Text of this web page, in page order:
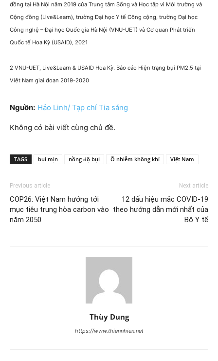
đồng tại Hà Nội năm 2019 của Trung tâm Sống và Học tập vì Môi trường và
Cộng đồng (Live&Learn), trường Đại học Y tế Công cộng, trường Đại học
Công nghệ – Đại học Quốc gia Hà Nội (VNU-UET) và Cơ quan Phát triển
Quốc tế Hoa Kỳ (USAID), 2021
2 VNU-UET, Live&Learn & USAID Hoa Kỳ. Báo cáo Hiện trạng bụi PM2.5 tại
Việt Nam giai đoạn 2019-2020
Nguồn: Hảo Linh/ Tạp chí Tia sáng
Không có bài viết cùng chủ đề.
TAGS bụi mịn nồng độ bụi Ô nhiễm không khí Việt Nam
Previous article
COP26: Việt Nam hướng tới
mục tiêu trung hòa carbon vào
năm 2050
Next article
12 dấu hiệu mắc COVID-19
theo hướng dẫn mới nhất của
Bộ Y tế
Thùy Dung
https://www.thiennhien.net